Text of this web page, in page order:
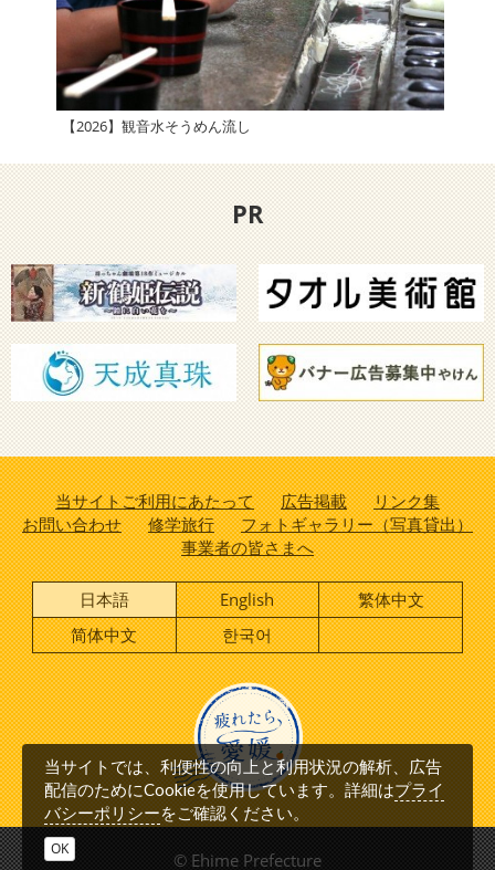
【2026】観音水そうめん流し
PR
当サイトご利用にあたって 広告掲載
リンク集
お問い合わせ
修学旅行
フォトギャラリー（写真貸出）
事業者の皆さまへ
日本語 English
繁体中文
简体中文
한국어
© Ehime Prefecture
当サイトでは、利便性の向上と利用状況の解析、広告
配信のためにCookieを使用しています。詳細はプライ
バシーポリシーをご確認ください。
OK